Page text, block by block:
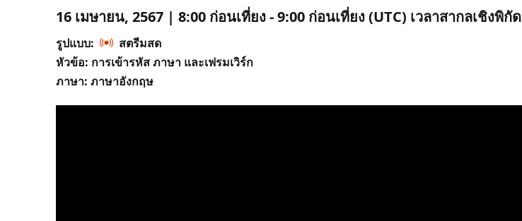
16 เมษายน, 2567 | 8:00 ก่อนเที่ยง - 9:00 ก่อนเที่ยง (UTC) เวลาสากลเชิงพิกัด
รูปแบบ:
สตรีมสด
หัวข้อ: การเข้ารหัส ภาษา และเฟรมเวิร์ก
ภาษา: ภาษาอังกฤษ